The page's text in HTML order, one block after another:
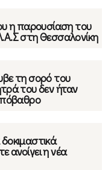
η παρουσίαση του
στη Θεσσαλονίκη
τη σορό του
του δεν ήταν
ανοίγει η νέα